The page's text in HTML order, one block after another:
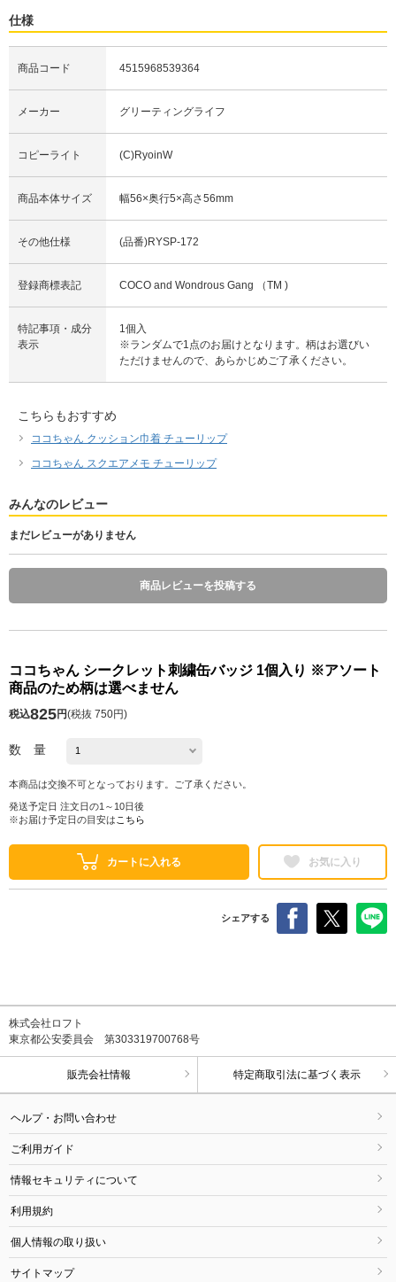
仕様
商品コード 4515968539364
メーカー グリーティングライフ
コピーライト (C)RyoinW
商品本体サイズ 幅56×奥行5×高さ56mm
その他仕様 (品番)RYSP-172
登録商標表記 COCO and Wondrous Gang （TM )
特記事項・成分
表示
1個入
※ランダムで1点のお届けとなります。柄はお選びい
ただけませんので、あらかじめご了承ください。
こちらもおすすめ
ココちゃん クッション巾着 チューリップ
ココちゃん スクエアメモ チューリップ
みんなのレビュー
まだレビューがありません
商品レビューを投稿する
ココちゃん シークレット刺繍缶バッジ 1個入り ※アソート
商品のため柄は選べません
税込825円(税抜 750円)
数 量
本商品は交換不可となっております。ご了承ください。
発送予定日 注文日の1～10日後
※お届け予定日の目安は こちら
カートに入れる お気に入り
シェアする
株式会社ロフト
東京都公安委員会 第303319700768号
販売会社情報 特定商取引法に基づく表示
ヘルプ・お問い合わせ
ご利用ガイド
情報セキュリティについて
利用規約
個人情報の取り扱い
サイトマップ